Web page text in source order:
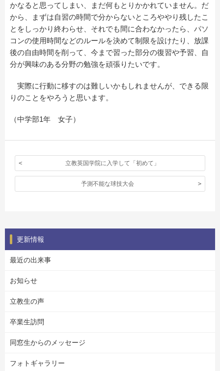
かなると思ってしまい、まだ何もとりかかれていません。だ
から、まずは自習の時間で分からないところややり残したこ
とをしっかり終わらせ、それでも間に合わなかったら、パソ
コンの使用時間などのルールを決めて制限を設けたり、放課
後の自由時間を削って、今まで習った部分の復習や予習、自
分が興味のある分野の勉強を頑張りたいです。
実際に行動に移すのは難しいかもしれませんが、できる限
りのことをやろうと思います。
（中学部1年 女子）
立教英国学院に入学して「初めて」
予測不能な球技大会
更新情報
最近の出来事
お知らせ
立教生の声
卒業生訪問
同窓生からのメッセージ
フォトギャラリー